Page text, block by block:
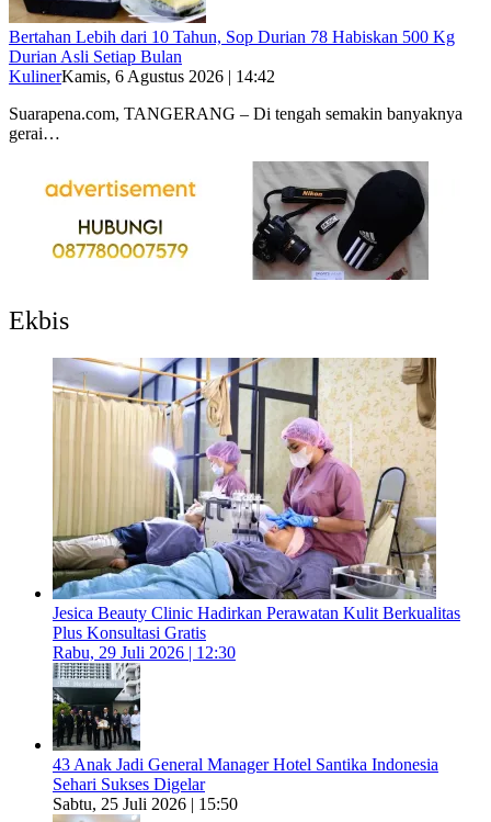
Bertahan Lebih dari 10 Tahun, Sop Durian 78 Habiskan 500 Kg
Durian Asli Setiap Bulan
KulinerKamis, 6 Agustus 2026 | 14:42
Suarapena.com, TANGERANG – Di tengah semakin banyaknya
gerai…
Ekbis
Jesica Beauty Clinic Hadirkan Perawatan Kulit Berkualitas
Plus Konsultasi Gratis
Rabu, 29 Juli 2026 | 12:30
43 Anak Jadi General Manager Hotel Santika Indonesia
Sehari Sukses Digelar
Sabtu, 25 Juli 2026 | 15:50